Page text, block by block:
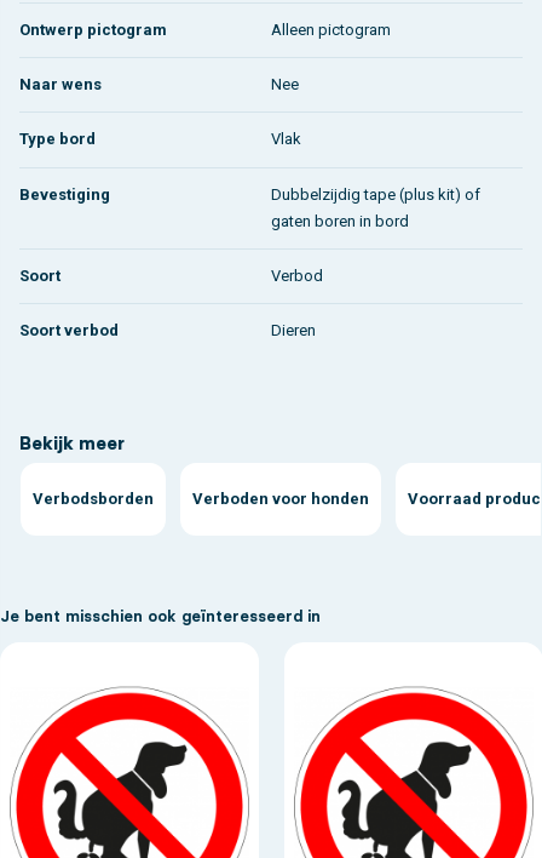
Ontwerp pictogram Alleen pictogram
Naar wens Nee
Type bord Vlak
Bevestiging
Dubbelzijdig tape (plus kit) of
gaten boren in bord
Soort Verbod
Soort verbod Dieren
Bekijk meer
Verbodsborden Verboden voor honden Voorraad
Je bent misschien ook geïnteresseerd in